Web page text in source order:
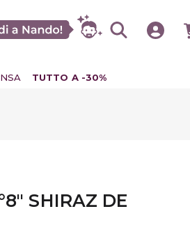
TUTTO A -30%
SHIRAZ DE